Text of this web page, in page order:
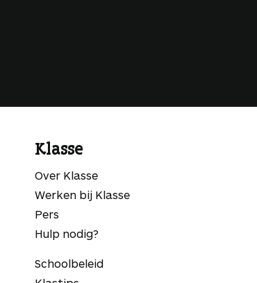
Klasse
Over Klasse
Werken bij Klasse
Pers
Hulp nodig?
Schoolbeleid